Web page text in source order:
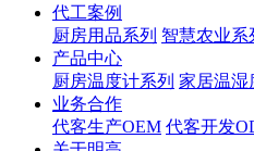
代工案例
厨房用品系列 智慧农业系
产品中心
厨房温度计系列 家居温湿
业务合作
代客生产OEM 代客开发